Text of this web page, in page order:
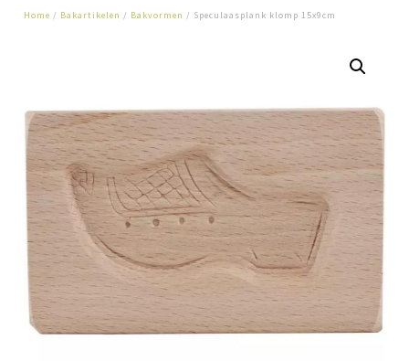
Home / Bakartikelen / Bakvormen / Speculaasplank klomp 15x9cm